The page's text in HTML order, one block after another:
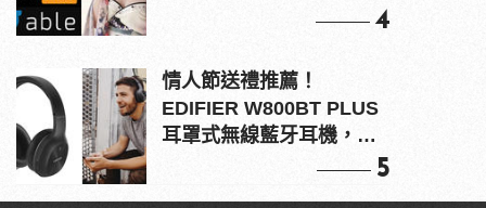
4
情人節送禮推薦！
EDIFIER W800BT PLUS
耳罩式無線藍牙耳機，在
5